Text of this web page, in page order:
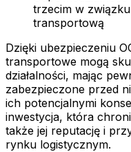
trzecim w
transportową
Dzięki ubezpieczeniu
transportowe mogą
działalności, mając
zabezpieczone przed
ich potencjalnymi
inwestycja, która
także jej reputację i
rynku logistycznym.